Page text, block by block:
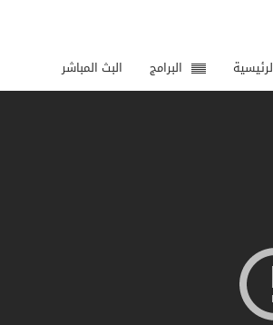
البرامج البث المباشر